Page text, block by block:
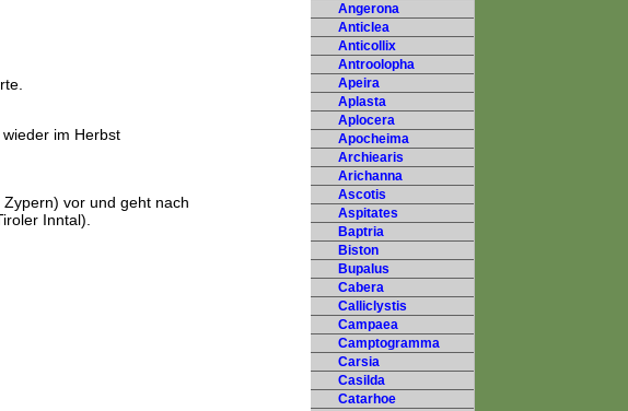
im Herbst
vor und geht nach
Inntal).
Angerona
Anticlea
Anticollix
Antroolopha
Apeira
Aplasta
Aplocera
Apocheima
Archiearis
Arichanna
Ascotis
Aspitates
Baptria
Biston
Bupalus
Cabera
Calliclystis
Campaea
Camptogramma
Carsia
Casilda
Catarhoe